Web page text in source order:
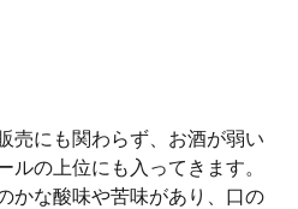
売にも関わらず、お酒が弱い
の上位にも入ってきます。
かな酸味や苦味があり、口の